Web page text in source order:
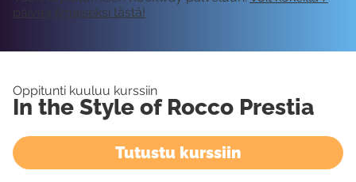
päivää ilmaiseksi tästä!
Oppitunti kuuluu kurssiin
In the Style of Rocco Prestia
Tutustu kurssiin